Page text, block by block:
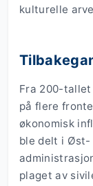
kulturelle
Fra 200-
på flere
økonomisk
ble delt i Øst-
plaget av